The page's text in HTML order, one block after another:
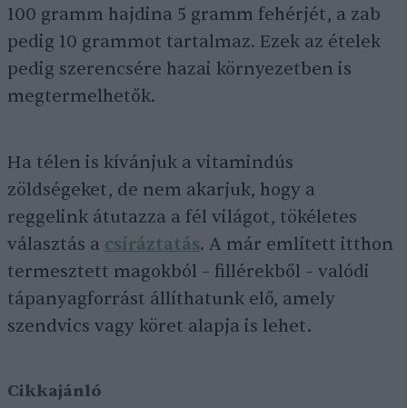
100 gramm hajdina 5 gramm fehérjét, a zab
pedig 10 grammot tartalmaz. Ezek az ételek
pedig szerencsére hazai környezetben is
megtermelhetők.
Ha télen is kívánjuk a vitamindús
zöldségeket, de nem akarjuk, hogy a
reggelink átutazza a fél világot, tökéletes
választás a csíráztatás. A már említett itthon
termesztett magokból – fillérekből – valódi
tápanyagforrást állíthatunk elő, amely
szendvics vagy köret alapja is lehet.
Cikkajánló